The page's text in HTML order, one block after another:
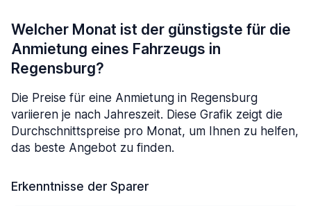
Welcher Monat ist der günstigste für die
Anmietung eines Fahrzeugs in
Regensburg?
Die Preise für eine Anmietung in Regensburg
variieren je nach Jahreszeit. Diese Grafik zeigt die
Durchschnittspreise pro Monat, um Ihnen zu helfen,
das beste Angebot zu finden.
Erkenntnisse der Sparer